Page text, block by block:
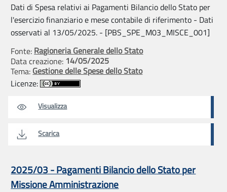
Dati di Spesa relativi ai Pagamenti Bilancio dello Stato per
l'esercizio finanziario e mese contabile di riferimento - Dati
osservati al 13/05/2025. - [PBS_SPE_M03_MISCE_001]
Fonte: Ragioneria Generale dello Stato
Data creazione: 14/05/2025
Tema: Gestione delle Spese dello Stato
Licenze:
Visualizza
Scarica
2025/03 - Pagamenti Bilancio dello Stato per
Missione Amministrazione